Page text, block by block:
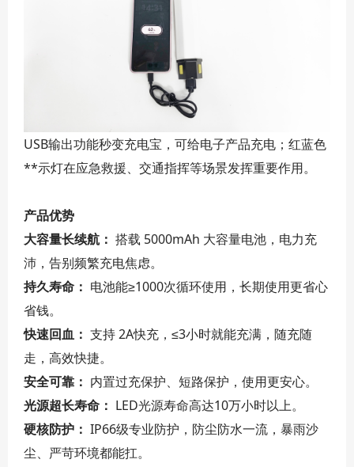
USB输出功能秒变充电宝，可给电子产品充电；红蓝色
**示灯在应急救援、交通指挥等场景发挥重要作用。
产品优势
大容量长续航： 搭载 5000mAh 大容量电池，电力充
沛，告别频繁充电焦虑。
持久寿命： 电池能≥1000次循环使用，长期使用更省心
省钱。
快速回血： 支持 2A快充，≤3小时就能充满，随充随
走，高效快捷。
安全可靠： 内置过充保护、短路保护，使用更安心。
光源超长寿命： LED光源寿命高达10万小时以上。
硬核防护： IP66级专业防护，防尘防水一流，暴雨沙
尘、严苛环境都能扛。